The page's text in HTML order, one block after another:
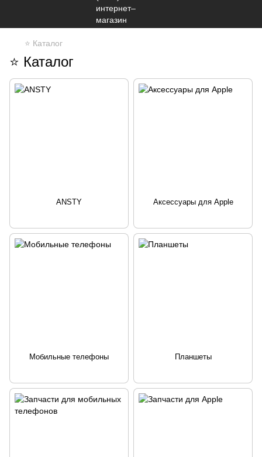
⭐ Каталог
⭐ Каталог
ANSTY Аксессуары для Apple
Мобильные телефоны Планшеты